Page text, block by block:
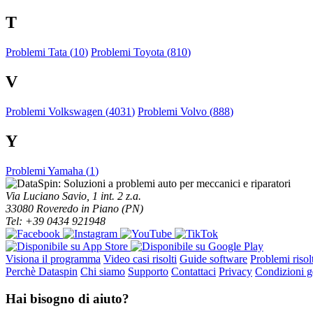
T
Problemi Tata (10) Problemi Toyota (810)
V
Problemi Volkswagen (4031) Problemi Volvo (888)
Y
Problemi Yamaha (1)
Via Luciano Savio, 1 int. 2 z.a.
33080 Roveredo in Piano (PN)
Tel: +39 0434 921948
Visiona il programma Video casi risolti Guide software Problemi
Perchè Dataspin Chi siamo Supporto Contattaci Privacy Condizioni
Hai bisogno di aiuto?